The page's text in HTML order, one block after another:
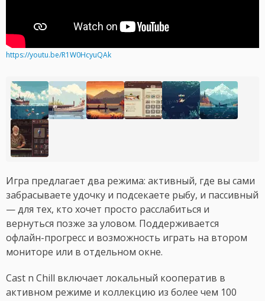
https://youtu.be/R1W0HcyuQAk
Игра предлагает два режима: активный, где вы сами
забрасываете удочку и подсекаете рыбу, и пассивный
— для тех, кто хочет просто расслабиться и
вернуться позже за уловом. Поддерживается
офлайн-прогресс и возможность играть на втором
мониторе или в отдельном окне.
Cast n Chill включает локальный кооператив в
активном режиме и коллекцию из более чем 100